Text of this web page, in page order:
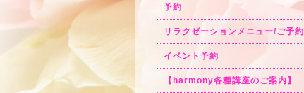
予約
リラクゼーションメニュー/ご予約
イベント予約
【harmony各種講座のご案内】